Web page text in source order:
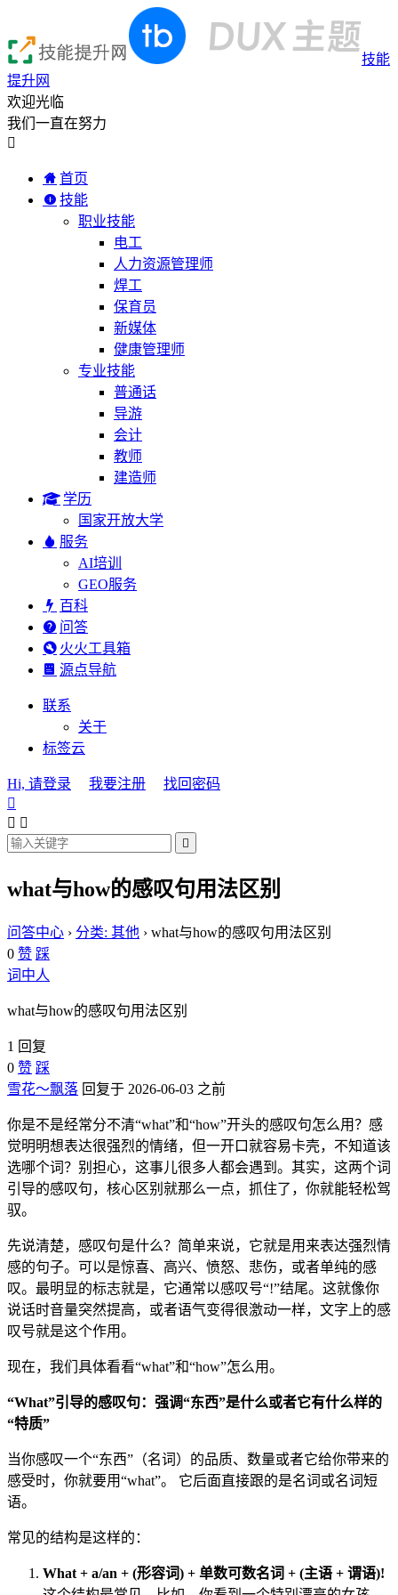
技能
提升网
欢迎光临
我们一直在努力

首页
技能
职业技能
电工
人力资源管理师
焊工
保育员
新媒体
健康管理师
专业技能
普通话
导游
会计
教师
建造师
学历
国家开放大学
服务
AI培训
GEO服务
百科
问答
火火工具箱
源点导航
联系
关于
标签云
Hi, 请登录 我要注册
找回密码

 

what与how的感叹句用法区别
问答中心 › 分类: 其他 › what与how的感叹句用法区别
0 赞 踩
词中人
what与how的感叹句用法区别
1 回复
0 赞 踩
雪花～飘落 回复于 2026-06-03 之前
你是不是经常分不清“what”和“how”开头的感叹句怎么用？感
觉明明想表达很强烈的情绪，但一开口就容易卡壳，不知道该
选哪个词？别担心，这事儿很多人都会遇到。其实，这两个词
引导的感叹句，核心区别就那么一点，抓住了，你就能轻松驾
驭。
先说清楚，感叹句是什么？简单来说，它就是用来表达强烈情
感的句子。可以是惊喜、高兴、愤怒、悲伤，或者单纯的感
叹。最明显的标志就是，它通常以感叹号“!”结尾。这就像你
说话时音量突然提高，或者语气变得很激动一样，文字上的感
叹号就是这个作用。
现在，我们具体看看“what”和“how”怎么用。
“What”引导的感叹句：强调“东西”是什么或者它有什么样的
“特质”
当你感叹一个“东西”（名词）的品质、数量或者它给你带来的
感受时，你就要用“what”。 它后面直接跟的是名词或名词短
语。
常见的结构是这样的：
What + a/an + (形容词) + 单数可数名词 + (主语 + 谓语)!